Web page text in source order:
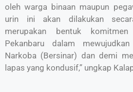
oleh warga binaan maupun
urin ini akan dilakukan
merupakan bentuk
Pekanbaru dalam
Narkoba (Bersinar) dan demi
lapas yang kondusif,” ungkap